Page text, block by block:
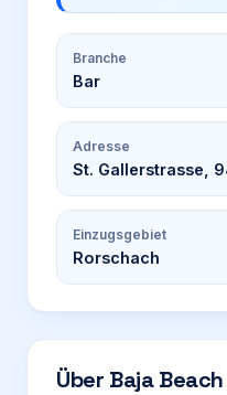
Branche
Bar
Adresse
St. Gallerstrasse,
Einzugsgebiet
Rorschach
Über Baja